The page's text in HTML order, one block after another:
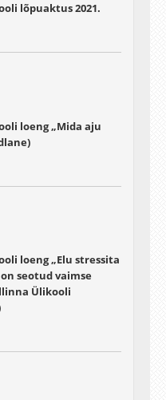
lõpuaktus 2021.
loeng „Mida aju
loeng „Elu stressita
seotud vaimse
Ülikooli